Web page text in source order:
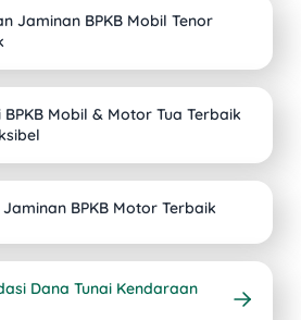
Jaminan BPKB Mobil Tenor
Mobil & Motor Tua Terbaik
BPKB Motor Terbaik
Dana Tunai Kendaraan